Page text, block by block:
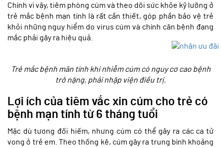
Chính vì vậy, tiêm phòng cúm và theo dõi sức khỏe kỹ lưỡng ở
trẻ mắc bệnh mạn tính là rất cần thiết, góp phần bảo vệ trẻ
khỏi những nguy hiểm do virus cúm và chính căn bệnh đang
mắc phải gây ra hiệu quả.
Trẻ mắc bệnh mãn tính khi nhiễm cúm có nguy cơ cao bệnh
trở nặng, phải nhập viện điều trị.
Lợi ích của tiêm vắc xin cúm cho trẻ có
bệnh mạn tính từ 6 tháng tuổi
Mặc dù tương đối hiếm, nhưng cúm có thể gây ra các ca tử
vong ở trẻ em. Theo thống kê, cúm gây ra trung bình khoảng